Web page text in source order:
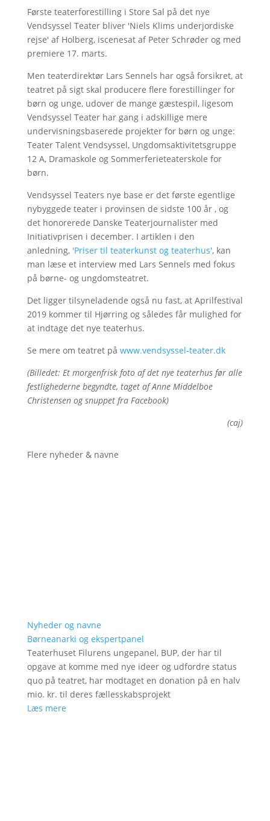
Første teaterforestilling i Store Sal på det nye
Vendsyssel Teater bliver 'Niels Klims underjordiske
rejse' af Holberg, iscenesat af Peter Schrøder og med
premiere 17. marts.
Men teaterdirektør Lars Sennels har også forsikret, at
teatret på sigt skal producere flere forestillinger for
børn og unge, udover de mange gæstespil, ligesom
Vendsyssel Teater har gang i adskillige mere
undervisningsbaserede projekter for børn og unge:
Teater Talent Vendsyssel, Ungdomsaktivitetsgruppe
12 A, Dramaskole og Sommerferieteaterskole for
børn.
Vendsyssel Teaters nye base er det første egentlige
nybyggede teater i provinsen de sidste 100 år , og
det honorerede Danske Teaterjournalister med
Initiativprisen i december. I artiklen i den
anledning, 'Priser til teaterkunst og teaterhus', kan
man læse et interview med Lars Sennels med fokus
på børne- og ungdomsteatret.
Det ligger tilsyneladende også nu fast, at Aprilfestival
2019 kommer til Hjørring og således får mulighed for
at indtage det nye teaterhus.
Se mere om teatret på www.vendsyssel-teater.dk
(Billedet: Et morgenfrisk foto af det nye teaterhus før alle
festlighederne begyndte, taget af Anne Middelboe
Christensen og snuppet fra Facebook)
(caj)
Flere nyheder & navne
Nyheder og navne
Børneanarki og ekspertpanel
Teaterhuset Filurens ungepanel, BUP, der har til
opgave at komme med nye ideer og udfordre status
quo på teatret, har modtaget en donation på en halv
mio. kr. til deres fællesskabsprojekt
Læs mere